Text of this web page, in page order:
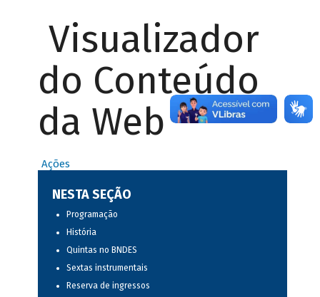
Visualizador
do Conteúdo
da Web
Ações
NESTA SEÇÃO
Programação
História
Quintas no BNDES
Sextas instrumentais
Reserva de ingressos